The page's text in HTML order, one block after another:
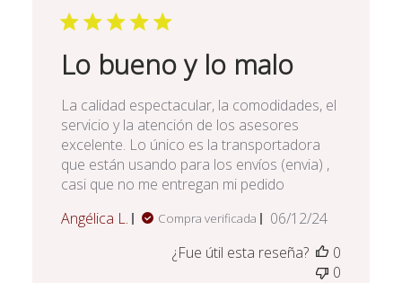
Lo bueno y lo malo
La calidad espectacular, la comodidades, el
servicio y la atención de los asesores
excelente. Lo único es la transportadora
que están usando para los envíos (envia) ,
casi que no me entregan mi pedido
Angélica L.
Compra verificada
Fecha
publicación
06/12/24
¿Fue útil esta reseña?
0
0